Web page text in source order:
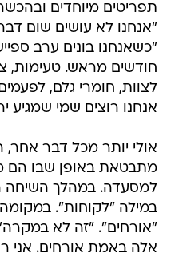
תפריטים מיוחדים
"אנחנו לא עושים שום
"כשאנחנו בונים ערב
חודשים מראש. טעימות,
לצוות, חומרי גלם,
אנחנו רוצים שמי שמגיע
אולי יותר מכל דבר אחר,
מתבטאת באופן שבו הם
למסעדה. במהלך
במילה "לקוחות".
"אורחים". "זה לא
אלה באמת אורחים. אני